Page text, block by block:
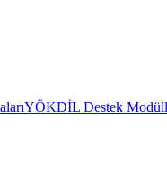
YÖKDİL Destek